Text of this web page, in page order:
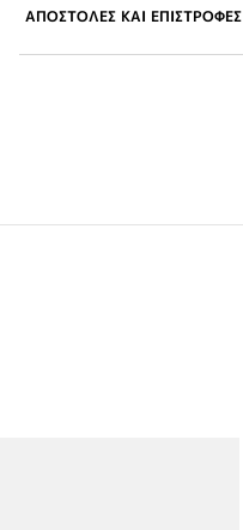
ΑΠΟΣΤΟΛΕΣ ΚΑΙ ΕΠΙΣΤΡΟΦΕΣ